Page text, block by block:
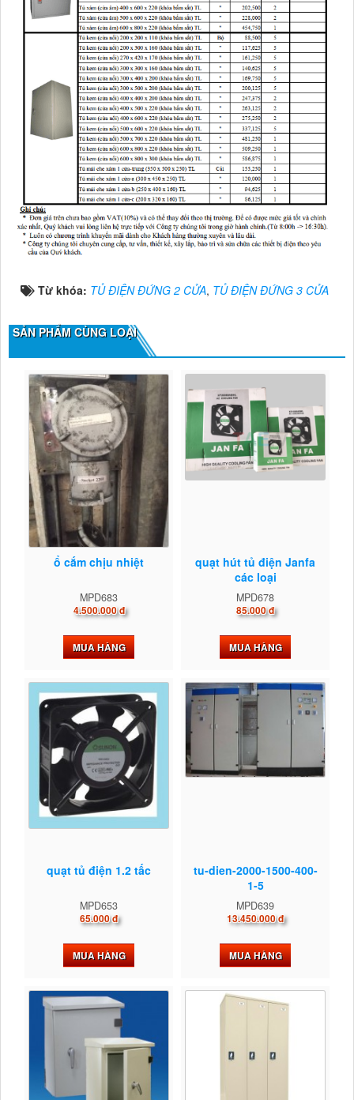
Từ khóa: TỦ ĐIỆN ĐỨNG 2 CỬA, TỦ ĐIỆN ĐỨNG 3 CỬA
SẢN PHẨM CÙNG LOẠI
ổ cắm chịu nhiệt
MPD683
4.500.000 đ
MUA HÀNG
quạt hút tủ điện Janfa
các loại
MPD678
85.000 đ
MUA HÀNG
quạt tủ điện 1.2 tấc
MPD653
65.000 đ
MUA HÀNG
tu-dien-2000-1500-400-
1-5
MPD639
13.450.000 đ
MUA HÀNG